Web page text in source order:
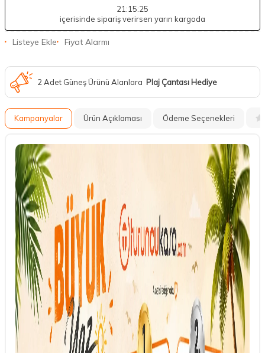
21 :15:24
içerisinde sipariş verirsen yarın kargoda
Listeye Ekle Fiyat Alarmı
2 Adet Güneş Ürünü Alanlara Plaj Çantası Hediye
Kampanyalar Ürün Açıklaması Ödeme Seçenekleri